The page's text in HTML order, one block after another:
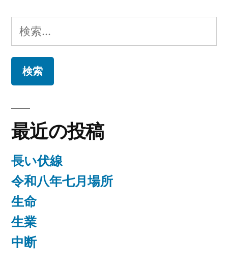
ゲ
シ
ョ
ン
検
索:
最近の投稿
長い伏線
令和八年七月場所
生命
生業
中断